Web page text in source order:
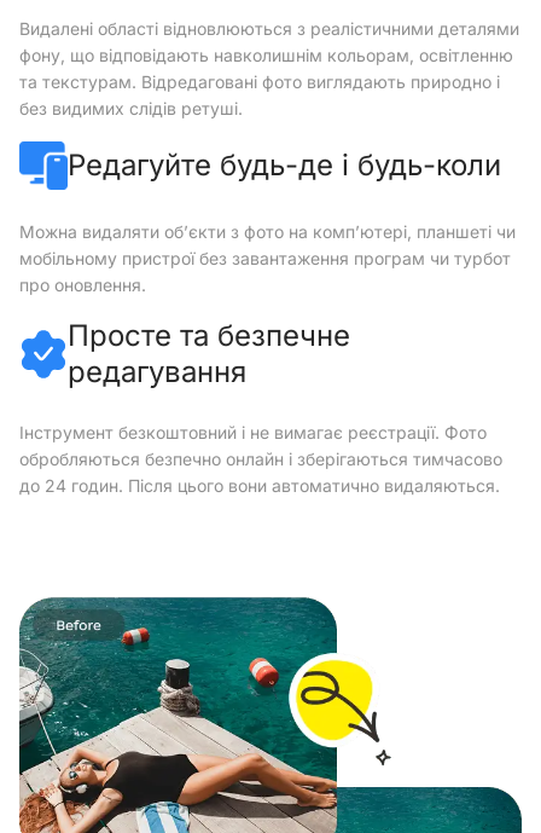
Видалені області відновлюються з реалістичними деталями
фону, що відповідають навколишнім кольорам, освітленню
та текстурам. Відредаговані фото виглядають природно і
без видимих слідів ретуші.
Редагуйте будь-де і будь-коли
Можна видаляти об’єкти з фото на комп’ютері, планшеті чи
мобільному пристрої без завантаження програм чи турбот
про оновлення.
Просте та безпечне
редагування
Інструмент безкоштовний і не вимагає реєстрації. Фото
обробляються безпечно онлайн і зберігаються тимчасово
до 24 годин. Після цього вони автоматично видаляються.